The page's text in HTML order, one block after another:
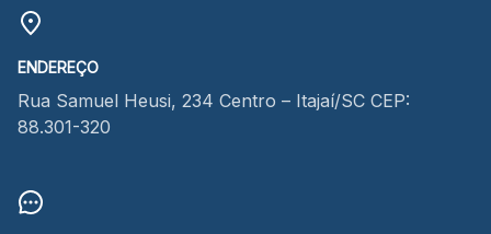
ENDEREÇO
Rua Samuel Heusi, 234 Centro – Itajaí/SC CEP:
88.301-320